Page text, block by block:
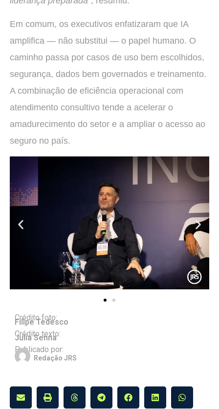
Em comum, os executivos enfatizaram que IA
amplifica — não substitui — o papel humano. O
caminho passa por casos de uso bem escolhidos,
segurança, dados bem governados e treinamento.
A combinação de eficiência operacional com
atendimento consultivo tende a acelerar o
amadurecimento do setor e a ampliar o acesso ao
seguro no país.
Crédito foto:
Filipe Tedesco
Crédito texto:
Julia Senna
Publicado por:
Redação JRS